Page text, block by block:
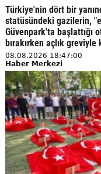
Türkiye'nin dört bir
statüsündeki gazilerin,
Güvenpark'ta başlattığı
bırakırken açlık
08.08.2026 18:47:00
Haber Merkezi